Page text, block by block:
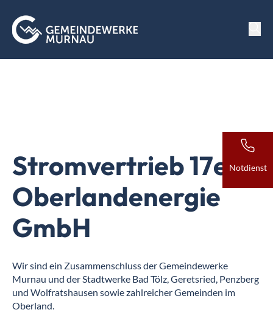
Notdienst
Stromvertrieb 17er
Oberlandenergie
GmbH
Wir sind ein Zusammenschluss der Gemeindewerke
Murnau und der Stadtwerke Bad Tölz, Geretsried, Penzberg
und Wolfratshausen sowie zahlreicher Gemeinden im
Oberland.